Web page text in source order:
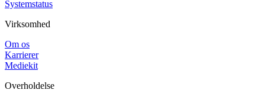
Systemstatus
Virksomhed
Om os
Karrierer
Mediekit
Overholdelse